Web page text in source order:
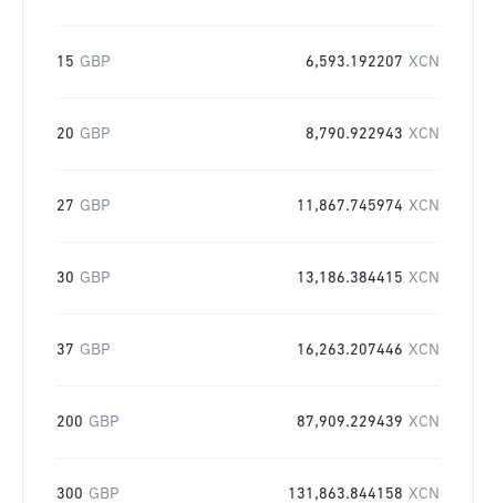
15 GBP 6,593.192207 XCN
20 GBP 8,790.922943 XCN
27 GBP 11,867.745974 XCN
30 GBP 13,186.384415 XCN
37 GBP 16,263.207446 XCN
200 GBP 87,909.229439 XCN
300 GBP 131,863.844158 XCN